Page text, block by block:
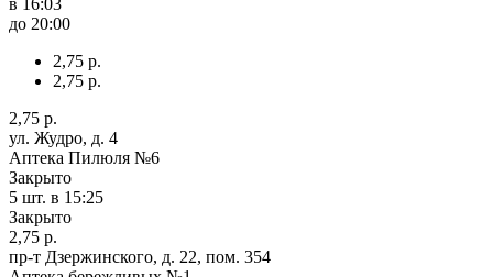
до 20:00
2,75 р.
2,75 р.
2,75 р.
ул. Жудро, д. 4
Аптека Пилюля №6
Закрыто
5 шт. в 15:25
Закрыто
2,75 р.
пр-т Дзержинского, д. 22, пом. 354